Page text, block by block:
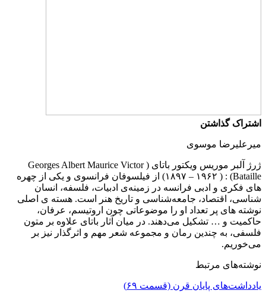
اشتراک گذاشتن
میرعلیرضا موسوی
ژرژ آلبر موریس ویکتور باتای ( Georges Albert Maurice Victor
Bataille) : ( ۱۸۹۷ – ۱۹۶۲) از فیلسوفان فرانسوی و یکی از چهره
های فکری و ادبی فرانسه در زمینه‌ی ادبیات، فلسفه، انسان
شناسی، اقتصاد، جامعه‌شناسی و تاریخ هنر است. هسته ی اصلی
نوشته های پر تعداد او را موضوعاتی چون اروتیسم، عرفان،
حاکمیت و … تشکیل می‌دهند. در میان آثار باتای علاوه بر متون
فلسفی، به چندین رمان و مجموعه شعر مهم و اثرگذار نیز بر
می‌خوریم.
نوشته‌های مرتبط
یادداشت‌های پایان قرن (قسمت ۶۹)